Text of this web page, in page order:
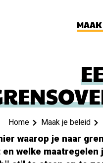
MAAK
Home Maak je beleid
waarop je naar
en welke